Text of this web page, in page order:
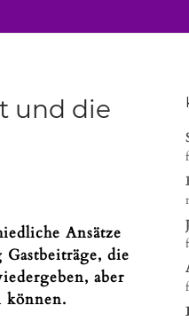
und die
Ansätze
die
aber
können.